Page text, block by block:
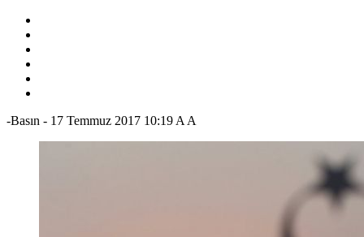
-Basın - 17 Temmuz 2017 10:19 A A